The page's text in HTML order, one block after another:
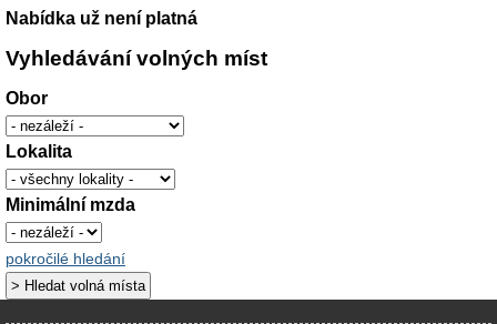
Nabídka už není platná
Vyhledávání volných míst
Obor
Lokalita
Minimální mzda
pokročilé hledání